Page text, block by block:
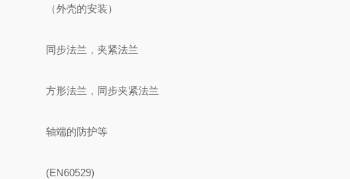
（外壳的安装）
同步法兰，夹紧法兰
方形法兰，同步夹紧法兰
轴端的防护等
(EN60529)